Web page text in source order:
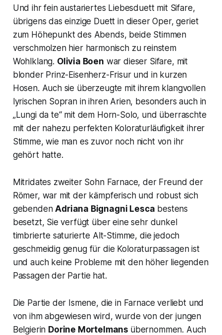
Und ihr fein austariertes Liebesduett mit Sifare,
übrigens das einzige Duett in dieser Oper, geriet
zum Höhepunkt des Abends, beide Stimmen
verschmolzen hier harmonisch zu reinstem
Wohlklang. Olivia Boen war dieser Sifare, mit
blonder Prinz-Eisenherz-Frisur und in kurzen
Hosen. Auch sie überzeugte mit ihrem klangvollen
lyrischen Sopran in ihren Arien, besonders auch in
„Lungi da te“ mit dem Horn-Solo, und überraschte
mit der nahezu perfekten Koloraturläufigkeit ihrer
Stimme, wie man es zuvor noch nicht von ihr
gehört hatte.
Mitridates zweiter Sohn Farnace, der Freund der
Römer, war mit der kämpferisch und robust sich
gebendenAdriana Bignagni Lesca bestens
besetzt, Sie verfügt über eine sehr dunkel
timbrierte saturierte Alt-Stimme, die jedoch
geschmeidig genug für die Koloraturpassagen ist
und auch keine Probleme mit den höher liegenden
Passagen der Partie hat.
Die Partie der Ismene, die in Farnace verliebt und
von ihm abgewiesen wird, wurde von der jungen
Belgierin Dorine Mortelmans übernommen. Auch